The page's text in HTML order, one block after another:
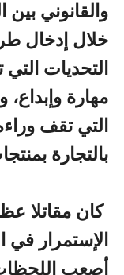
والقانوني
خلال إدخال
التحديات
مهارة
التي تقف
بالتجارة
كان مقاتلا
الإستمرار
أصعب